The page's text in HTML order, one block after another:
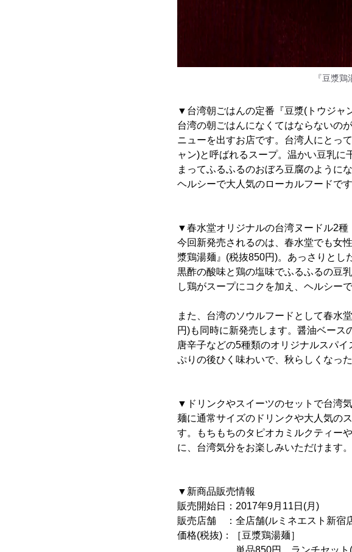
『豆漿
▼台湾朝ごはんの定番『豆漿(トウジャ
台湾の朝ごはんになくてはならないの
ニューを出すお店です。台湾人にとっ
ャン)と呼ばれるスープ。温かい豆乳に
まってふるふるのおぼろ豆腐のように
ヘルシーで大人気のローカルフードです
▼春水堂オリジナルの台湾ヌードル2種
今回新発売されるのは、春水堂でも女
漿鶏湯麺』(税抜850円)。あっさりとし
黒酢の酸味と鶏の塩味でふるふるの豆
し鶏がスープにコクを加え、ヘルシー
また、台湾のソウルフードとして春水
円)も同時に新発売します。醤油ベース
唐辛子などの5種類のオリジナルスパ
ぷりの後ひく味わいで、秋らしくなっ
▼ドリンクやスイーツのセットで台湾
麺に通常サイズのドリンクや大人気の
す。もちもちのタピオカミルクティー
に、台湾気分をお楽しみいただけます。
▼新商品販売情報
販売開始日：2017年9月11日(月)
販売店舗 ：全店舗(ルミネエスト新宿
価格(税抜)：［豆漿鶏湯麺］
単品850円、ランチセット(ド